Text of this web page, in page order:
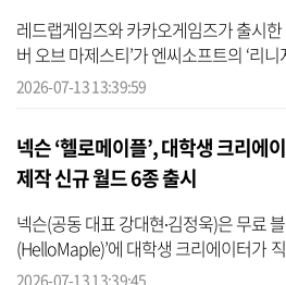
레드랩게임즈와 카카오게임즈가 출시한
버 오브 마제스티’가 엔씨소프트의 ‘리
았다는 1심 판결이 나왔다. 법원은 엔씨
2026-07-13 13:39:59
넥슨 ‘헬로메이플’, 대학생 크리에
제작 신규 월드 6종 출시
넥슨(공동 대표 강대현∙김정욱)은 무료
(HelloMaple)’에 대학생 크리에이터가
출시하고, 유저 참여형 투표 이벤트를 진
2026-07-13 13:39:45